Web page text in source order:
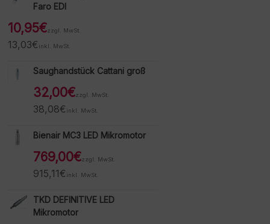
Faro EDI
10,95€zzgl. MwSt.
13,03€ inkl. MwSt.
Saughandstück Cattani groß
32,00€zzgl. MwSt.
38,08€ inkl. MwSt.
Bienair MC3 LED Mikromotor
769,00€zzgl. MwSt.
915,11€ inkl. MwSt.
TKD DEFINITIVE LED
Mikromotor